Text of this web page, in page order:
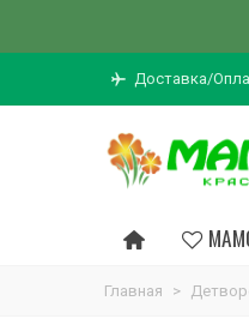
Доставка/
Главная >